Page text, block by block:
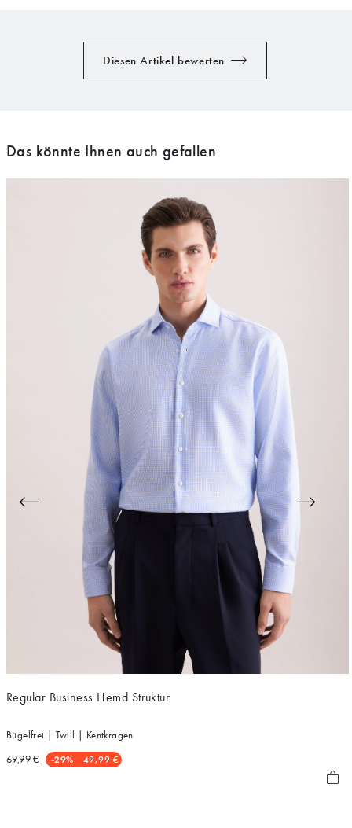
Diesen Artikel bewerten
Das könnte Ihnen auch gefallen
Regular Business Hemd Struktur
Bügelfrei | Twill | Kentkragen
-29% 49,99 €
69,99 €